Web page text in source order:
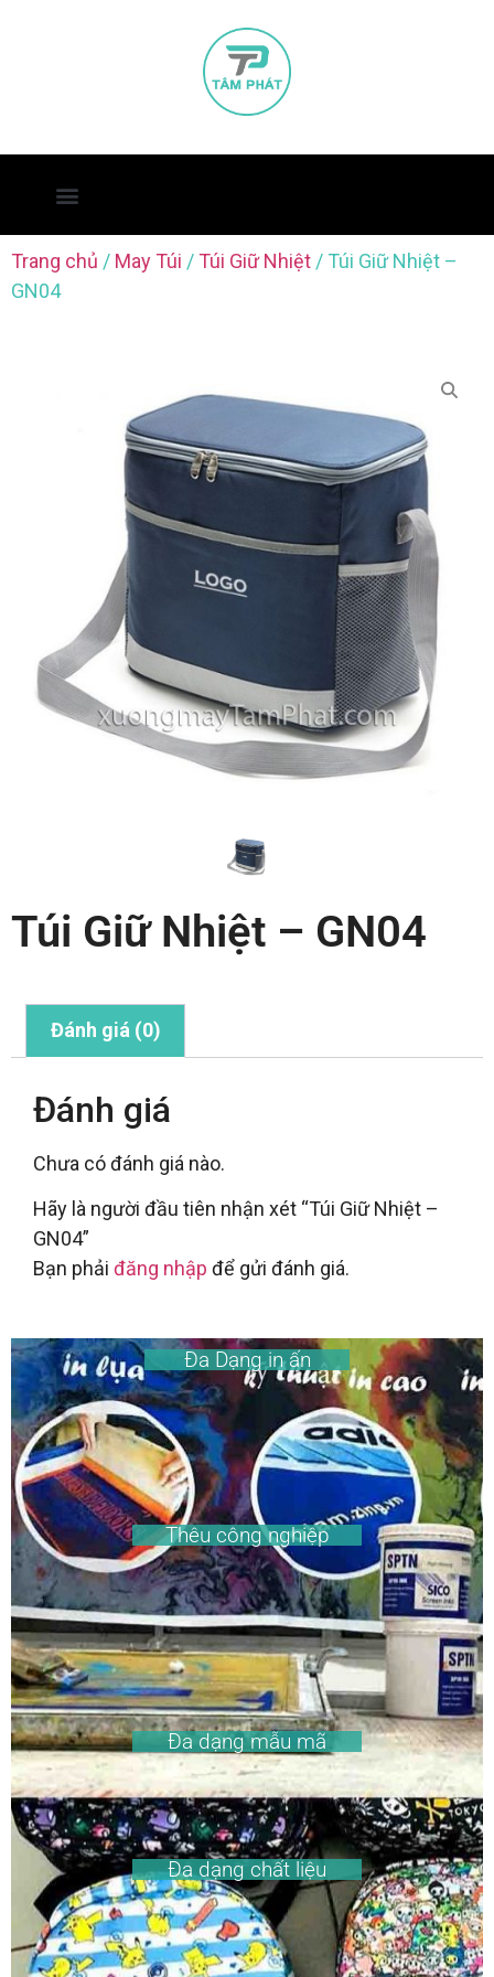
Trang chủ / May Túi / Túi Giữ Nhiệt / Túi Giữ Nhiệt –
GN04
Túi Giữ Nhiệt – GN04
Đánh giá (0)
Đánh giá
Chưa có đánh giá nào.
Hãy là người đầu tiên nhận xét “Túi Giữ Nhiệt –
GN04”
Bạn phải đăng nhập để gửi đánh giá.
Đa Dạng in ấn
Thêu công nghiệp
Đa dạng mẫu mã
Đa dạng chất liệu